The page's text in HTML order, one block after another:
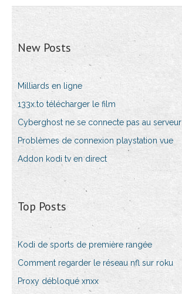
New Posts
Milliards en ligne
133x.to télécharger le film
Cyberghost ne se connecte pas au serveur
Problèmes de connexion playstation vue
Addon kodi tv en direct
Top Posts
Kodi de sports de première rangée
Comment regarder le réseau nfl sur roku
Proxy débloqué xnxx